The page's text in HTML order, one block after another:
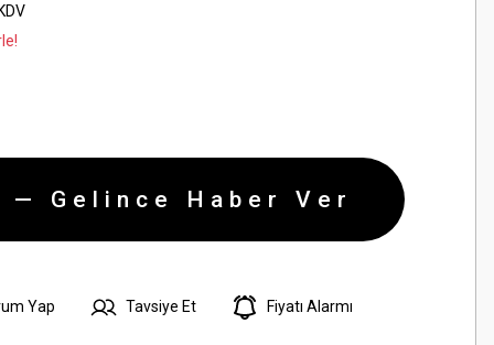
— Gelince Haber Ver
Yap Tavsiye Et Fiyatı Alarmı